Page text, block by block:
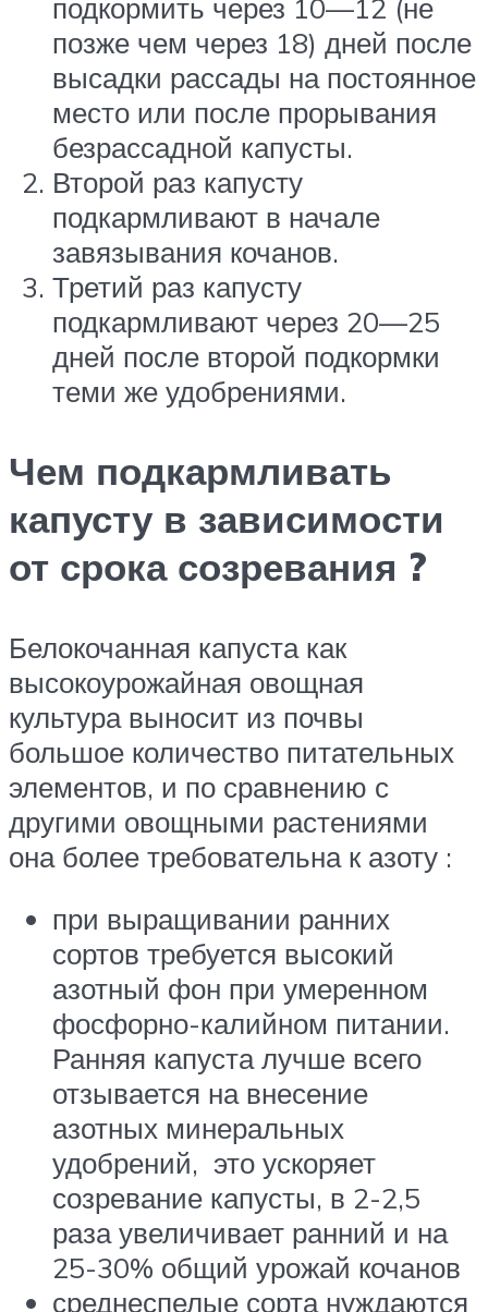
подкормить через 10—12 (не
позже чем через 18) дней после
высадки рассады на постоянное
место или после прорывания
безрассадной капусты.
Второй раз капусту
подкармливают в начале
завязывания кочанов.
Третий раз капусту
подкармливают через 20—25
дней после второй подкормки
теми же удобрениями.
Чем подкармливать
капусту в зависимости
от срока созревания ?
Белокочанная капуста как
высокоурожайная овощная
культура выносит из почвы
большое количество питательных
элементов, и по сравнению с
другими овощными растениями
она более требовательна к азоту :
при выращивании ранних
сортов требуется высокий
азотный фон при умеренном
фосфорно-калийном питании.
Ранняя капуста лучше всего
отзывается на внесение
азотных минеральных
удобрений, это ускоряет
созревание капусты, в 2-2,5
раза увеличивает ранний и на
25-30% общий урожай кочанов
среднеспелые сорта нуждаются